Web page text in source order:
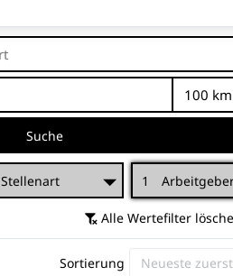
Suche
Stellenart 1
Alle Wertefilter
Sortierung